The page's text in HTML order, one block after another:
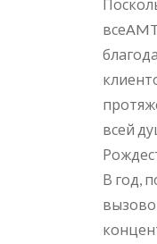
всей
В год,